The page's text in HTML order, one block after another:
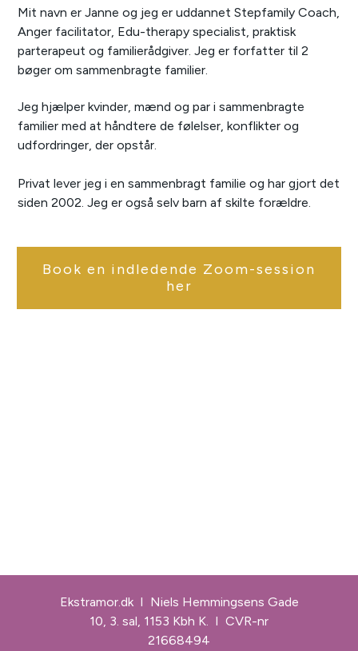
Mit navn er Janne og jeg er uddannet Stepfamily Coach,
Anger facilitator, Edu-therapy specialist, praktisk
parterapeut og familierådgiver. Jeg er forfatter til 2
bøger om sammenbragte familier.
Jeg hjælper kvinder, mænd og par i sammenbragte
familier med at håndtere de følelser, konflikter og
udfordringer, der opstår.
Privat lever jeg i en sammenbragt familie og har gjort det
siden 2002. Jeg er også selv barn af skilte forældre.
Book en indledende Zoom-session
her
Ekstramor.dkI Niels Hemmingsens Gade
10, 3. sal, 1153 Kbh K. I CVR-nr
21668494